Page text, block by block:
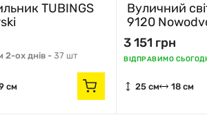
TUBINGS
2-ох днів -37 шт
см
Вуличний
9120
3 151 грн
ВІДПРАВИМО
25 см 18 см